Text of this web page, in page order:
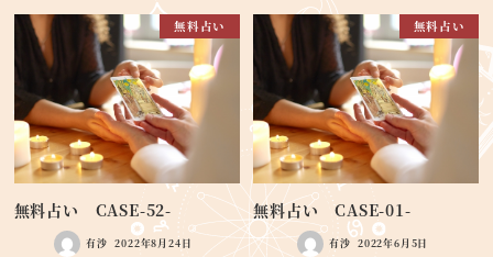
無料占い
無料占い CASE-52-
有沙 2022年8月24日
無料占い
無料占い CASE-01-
有沙 2022年6月5日